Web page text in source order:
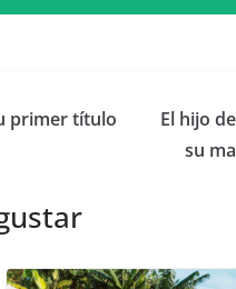
primer título
El hijo
su